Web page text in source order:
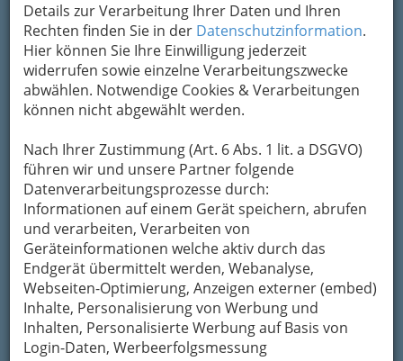
Details zur Verarbeitung Ihrer Daten und Ihren
Rechten finden Sie in der Datenschutzinformation.
Hier können Sie Ihre Einwilligung jederzeit
widerrufen sowie einzelne Verarbeitungszwecke
abwählen. Notwendige Cookies & Verarbeitungen
können nicht abgewählt werden.
Nach Ihrer Zustimmung (Art. 6 Abs. 1 lit. a DSGVO)
führen wir und unsere Partner folgende
Datenverarbeitungsprozesse durch:
Informationen auf einem Gerät speichern, abrufen
und verarbeiten, Verarbeiten von
Geräteinformationen welche aktiv durch das
Endgerät übermittelt werden, Webanalyse,
Webseiten-Optimierung, Anzeigen externer (embed)
Inhalte, Personalisierung von Werbung und
Inhalten, Personalisierte Werbung auf Basis von
Login-Daten, Werbeerfolgsmessung
Sportvereine
Fußball